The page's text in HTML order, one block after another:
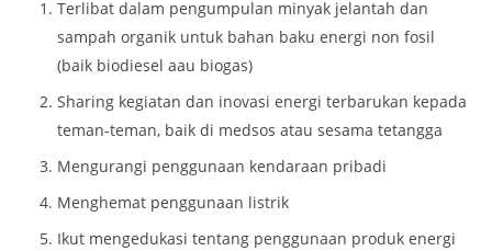
Terlibat dalam pengumpulan minyak jelantah dan
sampah organik untuk bahan baku energi non fosil
(baik biodiesel aau biogas)
Sharing kegiatan dan inovasi energi terbarukan kepada
teman-teman, baik di medsos atau sesama tetangga
Mengurangi penggunaan kendaraan pribadi
Menghemat penggunaan listrik
Ikut mengedukasi tentang penggunaan produk energi